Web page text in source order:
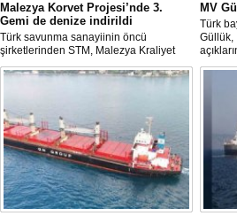
Malezya Korvet Projesi’nde 3.
Gemi de denize indirildi
Türk savunma sanayiinin öncü
şirketlerinden STM, Malezya Kraliyet
Donanması için inşa ettiği üç korvetlik
projede son gemiyi de denize indirdi.
MV
Türk
Güllük,